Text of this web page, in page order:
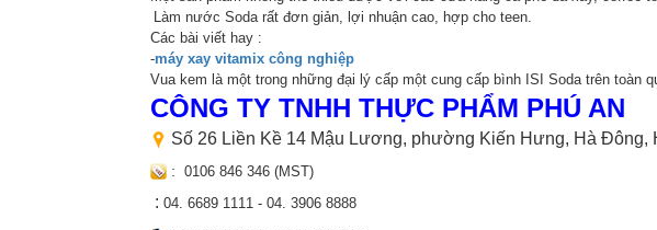
Làm nước Soda rất đơn giản, lợi nhuận cao, hợp cho teen.
Các bài viết hay :
-máy xay vitamix công nghiệp
Vua kem là một trong những đại lý cấp một cung cấp bình ISI Soda trên toàn
CÔNG TY TNHH THỰC PHẨM PHÚ AN
Số 26 Liền Kề 14 Mậu Lương, phường Kiến Hưng, Hà Đông,
: 0106 846 346 (MST)
: 04. 6689 1111 - 04. 3906 8888